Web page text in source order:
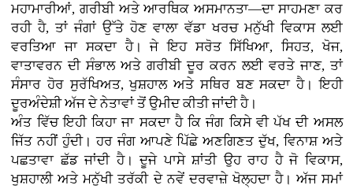
ਮਹਾਮਾਰੀਆਂ, ਗਰੀਬੀ ਅਤੇ ਆਰਥਿਕ ਅਸਮਾਨਤਾ—ਦਾ ਸਾਹਮਣਾ ਕਰ
ਰਹੀ ਹੈ, ਤਾਂ ਜੰਗਾਂ ਉੱਤੇ ਹੋਣ ਵਾਲਾ ਵੱਡਾ ਖਰਚ ਮਨੁੱਖੀ ਵਿਕਾਸ ਲਈ
ਵਰਤਿਆ ਜਾ ਸਕਦਾ ਹੈ। ਜੇ ਇਹ ਸਰੋਤ ਸਿੱਖਿਆ, ਸਿਹਤ, ਖੋਜ,
ਵਾਤਾਵਰਨ ਦੀ ਸੰਭਾਲ ਅਤੇ ਗਰੀਬੀ ਦੂਰ ਕਰਨ ਲਈ ਵਰਤੇ ਜਾਣ, ਤਾਂ
ਸੰਸਾਰ ਹੋਰ ਸੁਰੱਖਿਅਤ, ਖੁਸ਼ਹਾਲ ਅਤੇ ਸਥਿਰ ਬਣ ਸਕਦਾ ਹੈ। ਇਹੀ
ਦੂਰਅੰਦੇਸ਼ੀ ਅੱਜ ਦੇ ਨੇਤਾਵਾਂ ਤੋਂ ਉਮੀਦ ਕੀਤੀ ਜਾਂਦੀ ਹੈ।
ਅੰਤ ਵਿੱਚ ਇਹੀ ਕਿਹਾ ਜਾ ਸਕਦਾ ਹੈ ਕਿ ਜੰਗ ਕਿਸੇ ਵੀ ਪੱਖ ਦੀ ਅਸਲ
ਜਿੱਤ ਨਹੀਂ ਹੁੰਦੀ। ਹਰ ਜੰਗ ਆਪਣੇ ਪਿੱਛੇ ਅਣਗਿਣਤ ਦੁੱਖ, ਵਿਨਾਸ਼ ਅਤੇ
ਪਛਤਾਵਾ ਛੱਡ ਜਾਂਦੀ ਹੈ। ਦੂਜੇ ਪਾਸੇ ਸ਼ਾਂਤੀ ਉਹ ਰਾਹ ਹੈ ਜੋ ਵਿਕਾਸ,
ਖੁਸ਼ਹਾਲੀ ਅਤੇ ਮਨੁੱਖੀ ਤਰੱਕੀ ਦੇ ਨਵੇਂ ਦਰਵਾਜ਼ੇ ਖੋਲ੍ਹਦਾ ਹੈ। ਅੱਜ ਸਮਾਂ